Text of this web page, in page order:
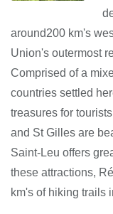
around200 km's
Union's outermost
Comprised of a
countries settled
treasures for
and St Gilles are
Saint-Leu offers
these attractions,
km's of hiking trails